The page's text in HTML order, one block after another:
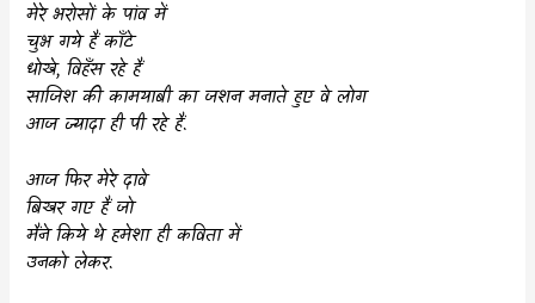
मेरे भरोसों के पांव में
चुभ गये हैं काँटे
धोखे,विहँस रहे हैं
साजिश की कामयाबी का जशन मनाते हुए वे लोग
आज ज्यादा ही पी रहे हैं.
आज फिर मेरे दावे
बिखर गए हैं जो
मैंने किये थे हमेशा ही कविता में
उनको लेकर.